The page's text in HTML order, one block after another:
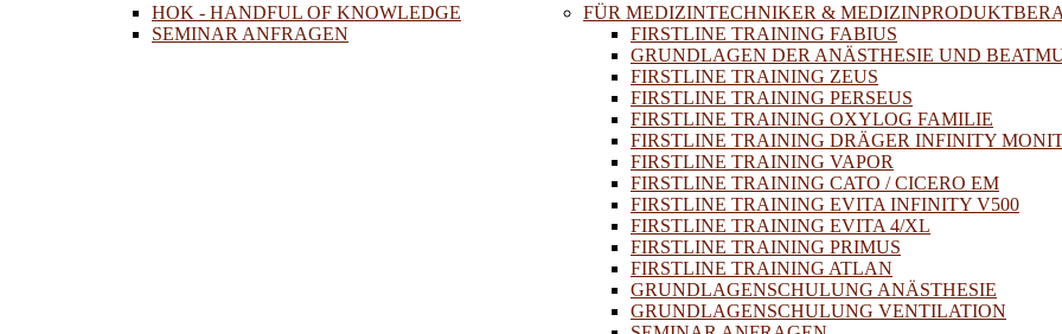
HOK - HANDFUL OF KNOWLEDGE
SEMINAR ANFRAGEN
FÜR MEDIZINTECHNIKER &
FIRSTLINE TRAINING FABIUS
GRUNDLAGEN DER ANÄSTHESIE UND
FIRSTLINE TRAINING ZEUS
FIRSTLINE TRAINING PERSEUS
FIRSTLINE TRAINING OXYLOG FAMILIE
FIRSTLINE TRAINING DRÄGER INFINITY
FIRSTLINE TRAINING VAPOR
FIRSTLINE TRAINING CATO / CICERO EM
FIRSTLINE TRAINING EVITA INFINITY V500
FIRSTLINE TRAINING EVITA 4/XL
FIRSTLINE TRAINING PRIMUS
FIRSTLINE TRAINING ATLAN
GRUNDLAGENSCHULUNG ANÄSTHESIE
GRUNDLAGENSCHULUNG VENTILATION